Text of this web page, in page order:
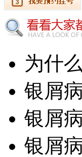
为什
银屑
银屑
银屑